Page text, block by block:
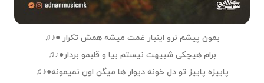
بمون پیشم نرو اینبار غمت میشه همش تکرار ●♪♫
برام هیچکی شبیهت نیستم بیا و قلبمو بردار●♪♫
پاییزه پاییز تو دل خونه دیوار ها میگن اون نمیمونه●♪♫